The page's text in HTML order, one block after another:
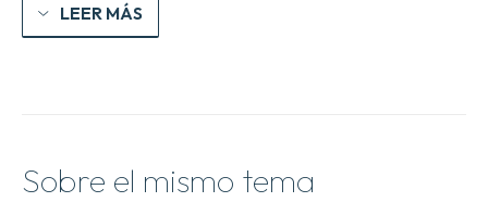
LEER MÁS
Sobre el mismo tema